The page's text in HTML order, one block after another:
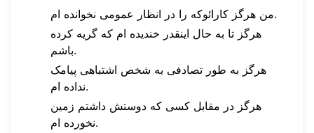
من هرگز کارائوکه را در انظار عمومی نخوانده ام.
هرگز تا به حال اینقدر خندیده ام که گریه کرده
باشم.
هرگز به طور تصادفی به شخص اشتباهی پیامک
نداده ام.
هرگز در مقابل کسی که دوستش داشتم زمین
نخورده ام.